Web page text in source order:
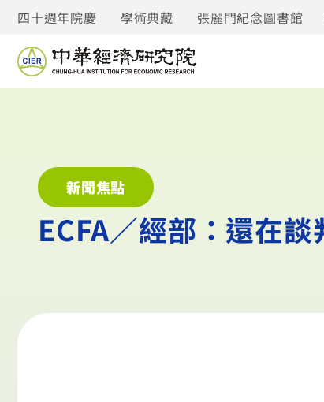
四十週年院慶 學術典藏 張麗門紀念圖書館
新聞焦點
ECFA／經部：還在